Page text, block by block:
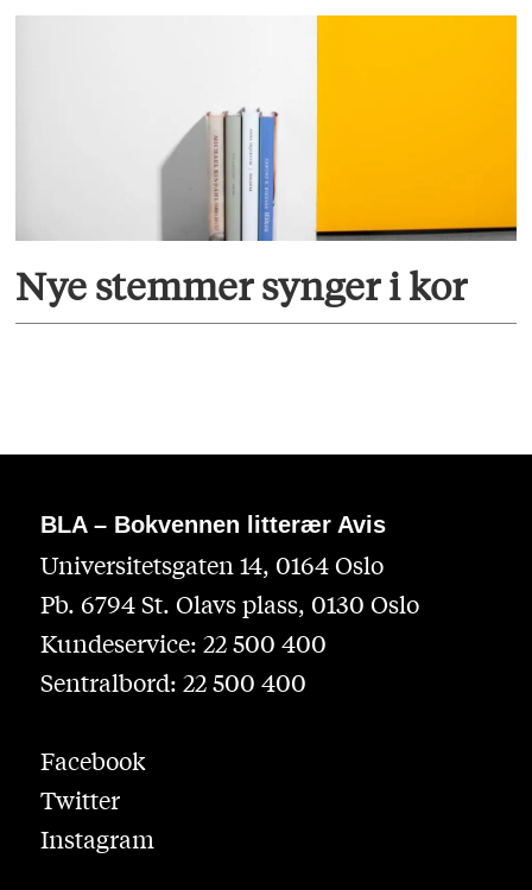
Nye stemmer synger i kor
BLA – Bokvennen litterær Avis
Universitetsgaten 14, 0164 Oslo
Pb. 6794 St. Olavs plass, 0130 Oslo
Kundeservice: 22 500 400
Sentralbord: 22 500 400
Facebook
Twitter
Instagram